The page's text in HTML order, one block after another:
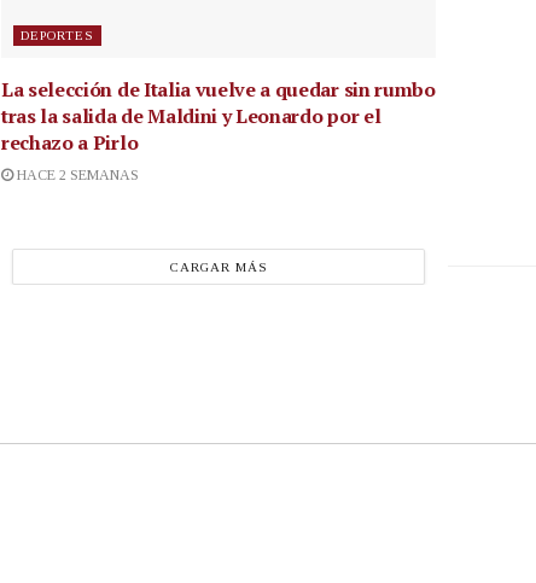
DEPORTES
La selección de Italia vuelve a quedar sin rumbo
tras la salida de Maldini y Leonardo por el
rechazo a Pirlo
HACE 2 SEMANAS
CARGAR MÁS